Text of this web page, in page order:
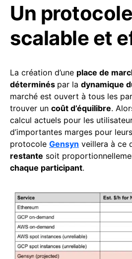
Un protocole
scalable et
La création d’une place de
déterminés par la dynamique
marché est ouvert à tous les
trouver un coût d’équilibre.
calcul actuels pour les
d’importantes marges pour
protocole Gensyn veillera à ce
restante soit
chaque participant.